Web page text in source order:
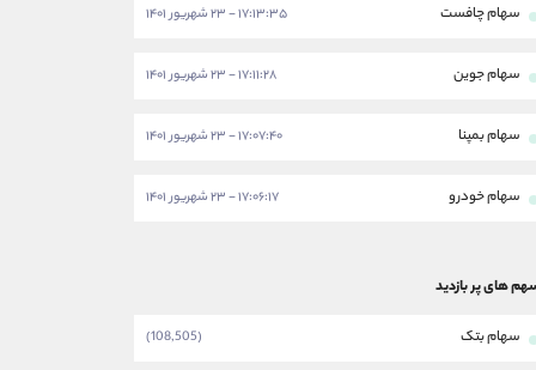
سهام چافست ۱۷:۱۳:۳۵ - ۲۳ شهریور ۱۴۰۱
سهام جوین ۱۷:۱۱:۲۸ - ۲۳ شهریور ۱۴۰۱
سهام بمپنا ۱۷:۰۷:۴۰ - ۲۳ شهریور ۱۴۰۱
سهام خودرو ۱۷:۰۶:۱۷ - ۲۳ شهریور ۱۴۰۱
های پر بازدید
سهام بتک (108,505)